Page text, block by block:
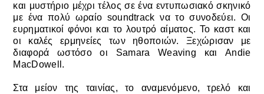
και μυστήριο μέχρι τέλος σε ένα εντυπωσιακό σκηνικό
με ένα πολύ ωραίο soundtrack να το συνοδεύει. Οι
ευρηματικοί φόνοι και το λουτρό αίματος. Το καστ και
οι καλές ερμηνείες των ηθοποιών. Ξεχώρισαν με
διαφορά ωστόσο οι Samara Weaving και Andie
MacDowell.
Στα μείον της ταινίας, το αναμενόμενο, τρελό και